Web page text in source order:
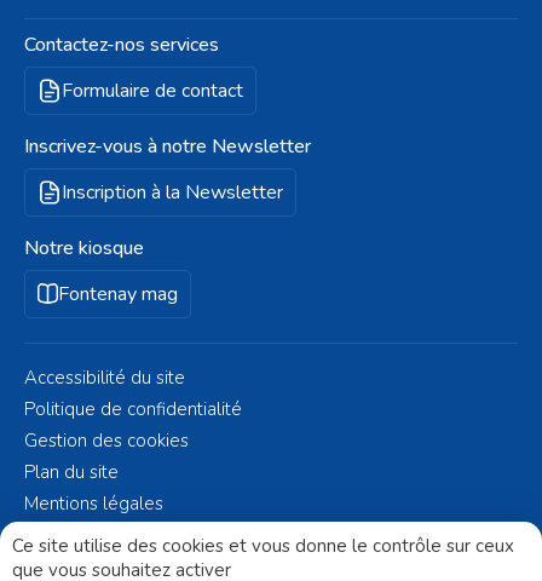
Contactez-nos services
Formulaire de contact
Inscrivez-vous à notre Newsletter
Inscription à la Newsletter
Notre kiosque
Fontenay mag
Mentions légales
Accessibilité du site
Politique de confidentialité
Gestion des cookies
Plan du site
© Fontenay-aux-Roses 2023 - Réalisé par Altelis
Ce site utilise des cookies et vous donne le contrôle sur ceux
que vous souhaitez activer